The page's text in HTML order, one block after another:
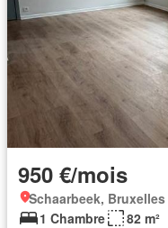
950 €/mois
Schaarbeek, Bruxelles
1 Chambre
82 m²